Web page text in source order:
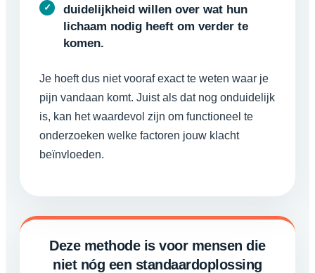
duidelijkheid willen over wat hun
lichaam nodig heeft om verder te
komen.
Je hoeft dus niet vooraf exact te weten waar je
pijn vandaan komt. Juist als dat nog onduidelijk
is, kan het waardevol zijn om functioneel te
onderzoeken welke factoren jouw klacht
beïnvloeden.
Deze methode is voor mensen die
niet nóg een standaardoplossing